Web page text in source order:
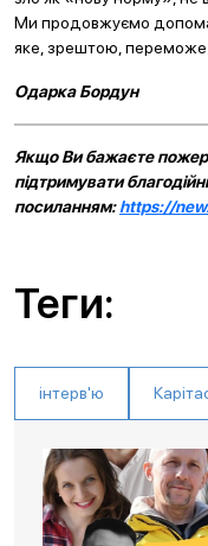
Ми продовжуємо
яке, зрештою, переможе
Одарка Бордун
Якщо Ви бажаєте
підтримувати
посиланням:https://
Теги:
інтерв'ю